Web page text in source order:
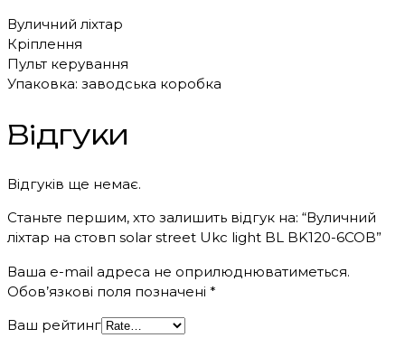
Вуличний ліхтар
Кріплення
Пульт керування
Упаковка: заводська коробка
Відгуки
Відгуків ще немає.
Станьте першим, хто залишить відгук на: “Вуличний
ліхтар на стовп solar street Ukc light BL BK120-6COB”
Ваша e-mail адреса не оприлюднюватиметься.
Обов’язкові поля позначені *
Ваш рейтинг